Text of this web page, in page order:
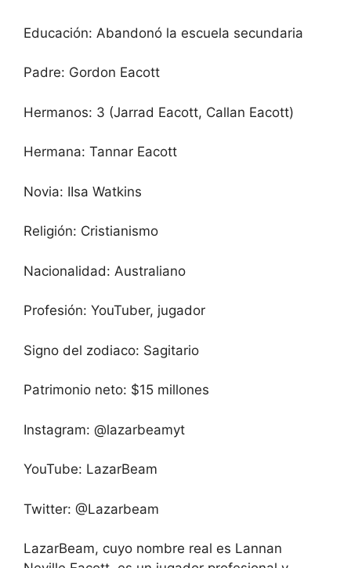
Educación: Abandonó la escuela secundaria
Padre: Gordon Eacott
Hermanos: 3 (Jarrad Eacott, Callan Eacott)
Hermana: Tannar Eacott
Novia: IIsa Watkins
Religión: Cristianismo
Nacionalidad: Australiano
Profesión: YouTuber, jugador
Signo del zodiaco: Sagitario
Patrimonio neto: $15 millones
Instagram: @lazarbeamyt
YouTube: LazarBeam
Twitter: @Lazarbeam
LazarBeam, cuyo nombre real es Lannan